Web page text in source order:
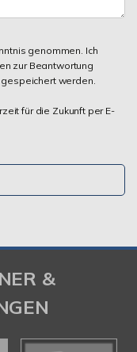
genommen. Ich
zur Beantwortung
werden.
für die Zukunft per E-
&